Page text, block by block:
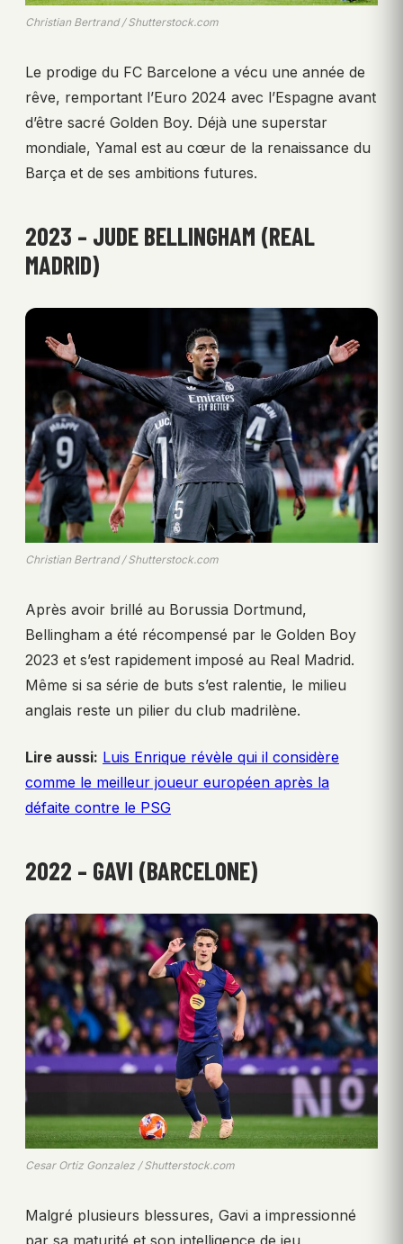
Christian Bertrand / Shutterstock.com
Le prodige du FC Barcelone a vécu une année de
rêve, remportant l’Euro 2024 avec l’Espagne avant
d’être sacré Golden Boy. Déjà une superstar
mondiale, Yamal est au cœur de la renaissance du
Barça et de ses ambitions futures.
2023 – JUDE BELLINGHAM (REAL
MADRID)
Christian Bertrand / Shutterstock.com
Après avoir brillé au Borussia Dortmund,
Bellingham a été récompensé par le Golden Boy
2023 et s’est rapidement imposé au Real Madrid.
Même si sa série de buts s’est ralentie, le milieu
anglais reste un pilier du club madrilène.
Lire aussi: Luis Enrique révèle qui il considère
comme le meilleur joueur européen après la
défaite contre le PSG
2022 – GAVI (BARCELONE)
Cesar Ortiz Gonzalez / Shutterstock.com
Malgré plusieurs blessures, Gavi a impressionné